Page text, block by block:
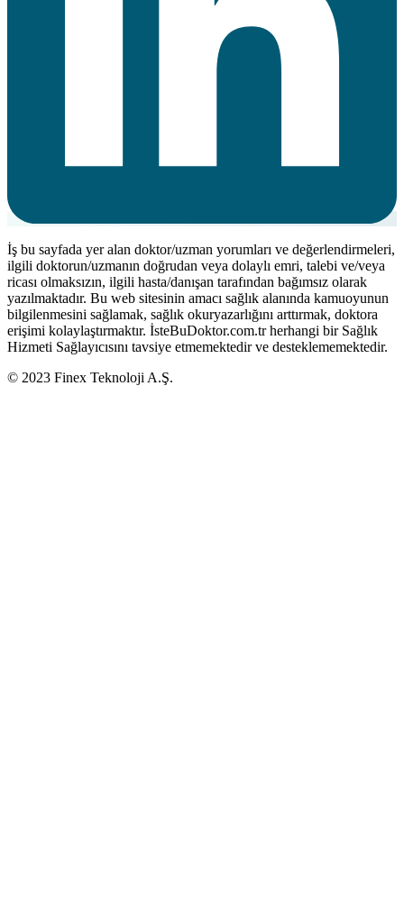
İş bu sayfada yer alan doktor/uzman yorumları ve değerlendirmeleri,
ilgili doktorun/uzmanın doğrudan veya dolaylı emri, talebi ve/veya
ricası olmaksızın, ilgili hasta/danışan tarafından bağımsız olarak
yazılmaktadır. Bu web sitesinin amacı sağlık alanında kamuoyunun
bilgilenmesini sağlamak, sağlık okuryazarlığını arttırmak, doktora
erişimi kolaylaştırmaktır. İsteBuDoktor.com.tr herhangi bir Sağlık
Hizmeti Sağlayıcısını tavsiye etmemektedir ve desteklememektedir.
© 2023 Finex Teknoloji A.Ş.